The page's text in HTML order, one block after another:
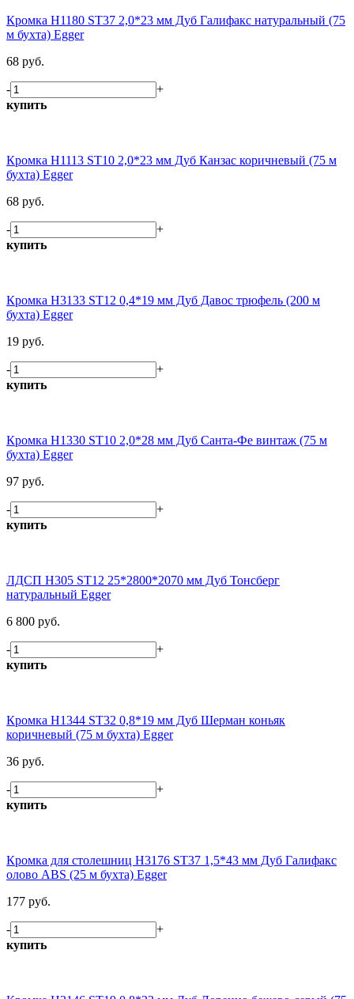
Кромка H1180 ST37 2,0*23 мм Дуб Галифакс натуральный (75
м бухта) Egger
68 руб.
-
+
купить
Кромка H1113 ST10 2,0*23 мм Дуб Канзас коричневый (75 м
бухта) Egger
68 руб.
-
+
купить
Кромка H3133 ST12 0,4*19 мм Дуб Давос трюфель (200 м
бухта) Egger
19 руб.
-
+
купить
Кромка H1330 ST10 2,0*28 мм Дуб Санта-Фе винтаж (75 м
бухта) Egger
97 руб.
-
+
купить
ЛДСП H305 ST12 25*2800*2070 мм Дуб Тонсберг
натуральный Egger
6 800 руб.
-
+
купить
Кромка H1344 ST32 0,8*19 мм Дуб Шерман коньяк
коричневый (75 м бухта) Egger
36 руб.
-
+
купить
Кромка для столешниц H3176 ST37 1,5*43 мм Дуб Галифакс
олово ABS (25 м бухта) Egger
177 руб.
-
+
купить